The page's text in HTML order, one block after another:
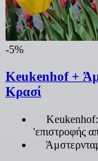
-5%
Keukenhof +
Κρασί
'επιστροφής